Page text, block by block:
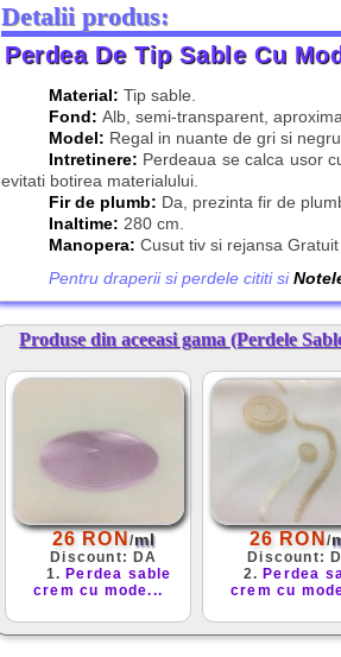
Detalii produs:
Perdea De Tip Sable Cu
Material: Tip sable.
Fond: Alb, semi-transparent,
Model: Regal in nuante de gri si negru.
Intretinere: Perdeaua se calca usor
evitati botirea materialului.
Fir de plumb: Da, prezinta fir de
Inaltime: 280 cm.
Manopera: Cusut tiv si rejansa Gratuit
Pentru draperii si perdele cititi si
Produse din aceeasi gama (Perdele
26 RON /ml
Discount: DA
1. Perdea sable
crem cu mode...
26 RON /
Discount:
2. Perdea
crem cu